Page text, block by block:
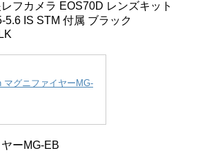
フカメラ EOS70D レンズキット
5.6 IS STM 付属 ブラック
マグニファイヤーMG-
ーMG-EB